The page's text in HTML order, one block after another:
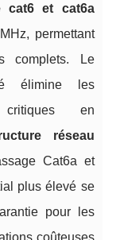
cat6 et cat6a
permettant
complets. Le
élimine les
critiques en
réseau
Cat6a et
plus élevé se
pour les
coûteuses